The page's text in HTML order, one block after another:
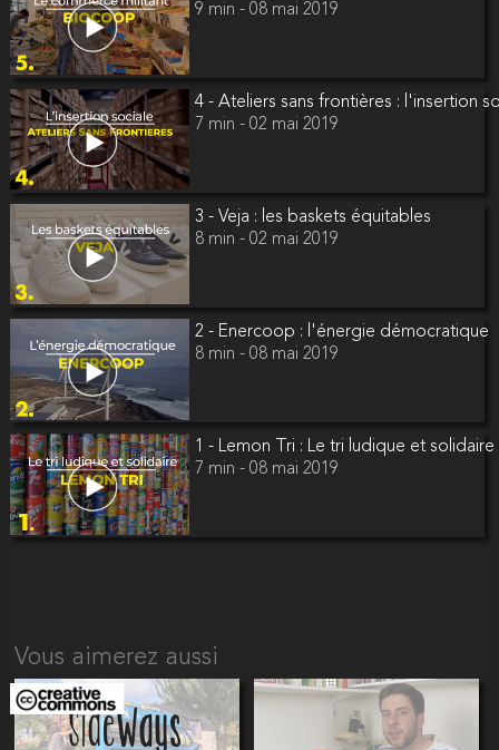
9 min - 08 mai 2019
4 - Ateliers sans frontières : l'insertion
7 min - 02 mai 2019
3 - Veja : les baskets équitables
8 min - 02 mai 2019
2 - Enercoop : l'énergie démocratique
8 min - 08 mai 2019
1 - Lemon Tri : Le tri ludique et solidaire
7 min - 08 mai 2019
Vous aimerez aussi